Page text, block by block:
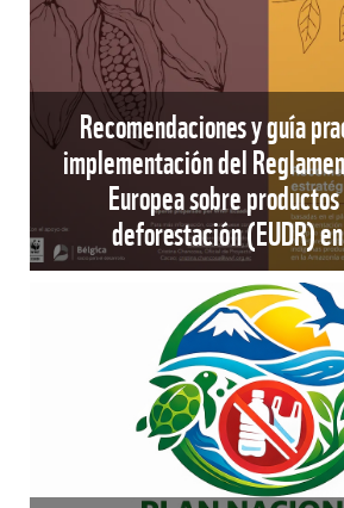
Recomendaciones y guía
implementación del
Europea sobre
deforestación (EUDR)